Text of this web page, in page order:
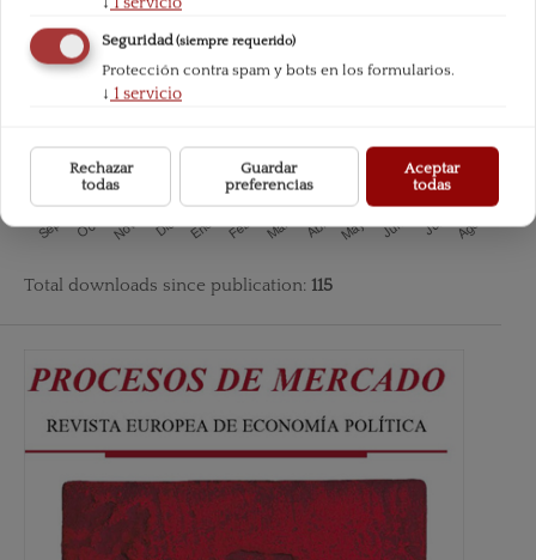
Total downloads since publication: 115
Seguridad(siempre requerido)
Protección contra spam y bots en los formularios.
↓ 1servicio
Rechazar
todas
Guardar
preferencias
Aceptar
todas